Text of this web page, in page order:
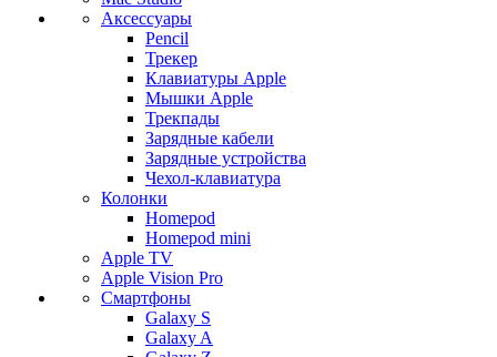
Аксессуары
Pencil
Трекер
Клавиатуры Apple
Мышки Apple
Трекпады
Зарядные кабели
Зарядные устройства
Чехол-клавиатура
Колонки
Homepod
Homepod mini
Apple TV
Apple Vision Pro
Смартфоны
Galaxy S
Galaxy A